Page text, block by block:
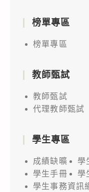
榜單專區
榜單專區
教師甄試
教師甄試
代理教師甄試
學生專區
成績缺曠
學
學生手冊
學
學生事務資訊